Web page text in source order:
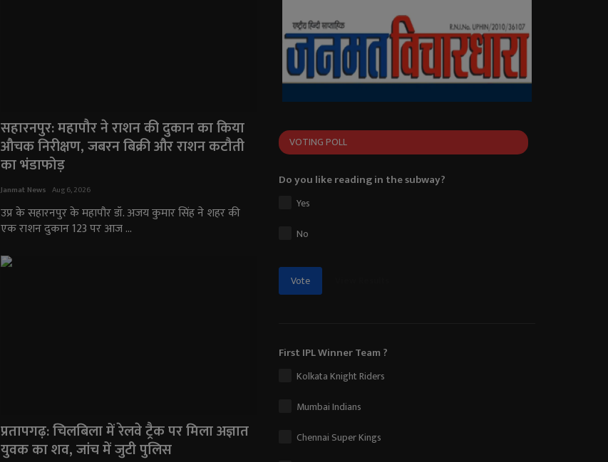
सहारनपुर: महापौर ने राशन की दुकान का किया
औचक निरीक्षण, जबरन बिक्री और राशन कटौती
का भंडाफोड़
Janmat News Aug 6, 2026
उप्र के सहारनपुर के महापौर डॉ. अजय कुमार सिंह ने शहर की
एक राशन दुकान 123 पर आज ...
प्रतापगढ़: चिलबिला में रेलवे ट्रैक पर मिला अज्ञात
युवक का शव, जांच में जुटी पुलिस
VOTING POLL
Do you like reading in the subway?
Yes
No
Vote
First IPL Winner Team ?
Kolkata Knight Riders
Mumbai Indians
Chennai Super Kings